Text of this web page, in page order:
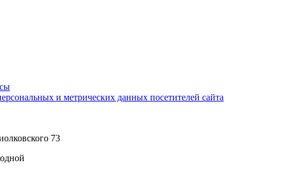
и метрических данных посетителей сайта
73